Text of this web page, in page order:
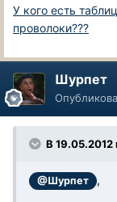
У кого есть
проволоки???
Шурпет
В 19.05.2012
@Шурпет ,